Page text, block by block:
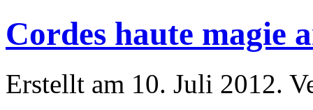
Cordes haute magie
Erstellt am 10. Juli 2012.